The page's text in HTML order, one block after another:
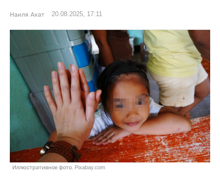
Наиля Ахат 20.08.2025, 17:11
Иллюстративное фото. Pixabay.com